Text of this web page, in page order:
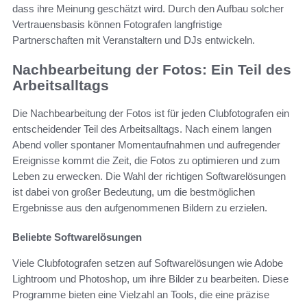
dass ihre Meinung geschätzt wird. Durch den Aufbau solcher
Vertrauensbasis können Fotografen langfristige
Partnerschaften mit Veranstaltern und DJs entwickeln.
Nachbearbeitung der Fotos: Ein Teil des
Arbeitsalltags
Die Nachbearbeitung der Fotos ist für jeden Clubfotografen ein
entscheidender Teil des Arbeitsalltags. Nach einem langen
Abend voller spontaner Momentaufnahmen und aufregender
Ereignisse kommt die Zeit, die Fotos zu optimieren und zum
Leben zu erwecken. Die Wahl der richtigen Softwarelösungen
ist dabei von großer Bedeutung, um die bestmöglichen
Ergebnisse aus den aufgenommenen Bildern zu erzielen.
Beliebte Softwarelösungen
Viele Clubfotografen setzen auf Softwarelösungen wie Adobe
Lightroom und Photoshop, um ihre Bilder zu bearbeiten. Diese
Programme bieten eine Vielzahl an Tools, die eine präzise